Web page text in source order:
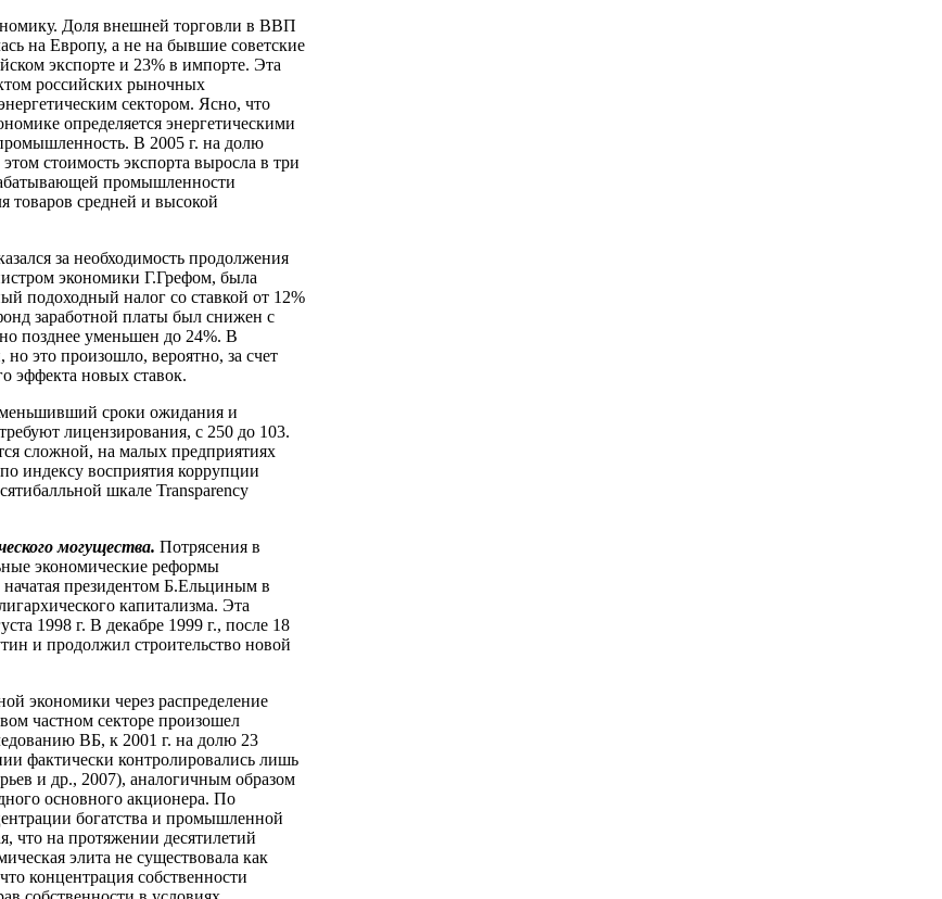
Доля внешней торговли в ВВП
на Европу, а не на бывшие советские
экспорте и 23% в импорте. Эта
российских рыночных
сектором. Ясно, что
определяется энергетическими
В 2005 г. на долю
стоимость экспорта выросла в три
промышленности
товаров средней и высокой
за необходимость продолжения
экономики Г.Грефом, была
подоходный налог со ставкой от 12%
заработной платы был снижен с
позднее уменьшен до 24%. В
это произошло, вероятно, за счет
эффекта новых ставок.
сроки ожидания и
лицензирования, с 250 до 103.
сложной, на малых предприятиях
индексу восприятия коррупции
шкале Transparency
могущества. Потрясения в
экономические реформы
президентом Б.Ельциным в
капитализма. Эта
1998 г. В декабре 1999 г., после 18
и продолжил строительство новой
экономики через распределение
частном секторе произошел
ВБ, к 2001 г. на долю 23
фактически контролировались лишь
и др., 2007), аналогичным образом
основного акционера. По
богатства и промышленной
что на протяжении десятилетий
элита не существовала как
концентрация собственности